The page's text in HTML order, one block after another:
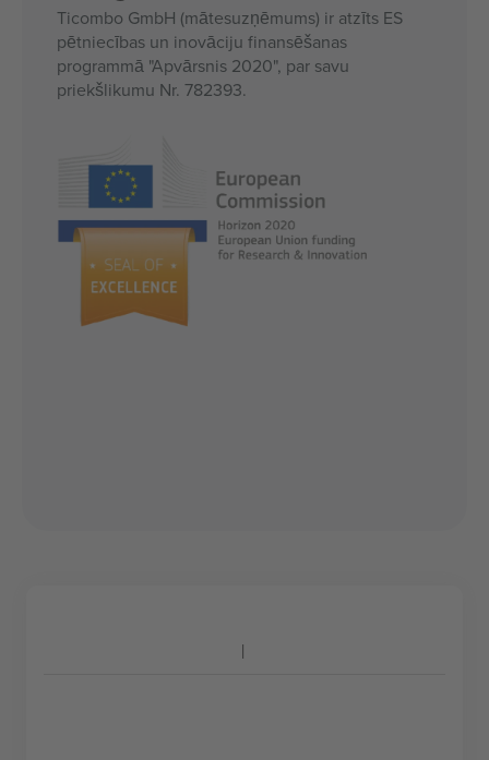
Ticombo GmbH (mātesuzņēmums) ir atzīts ES
pētniecības un inovāciju finansēšanas
programmā "Apvārsnis 2020", par savu
priekšlikumu Nr. 782393.